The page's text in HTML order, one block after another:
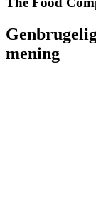
mening